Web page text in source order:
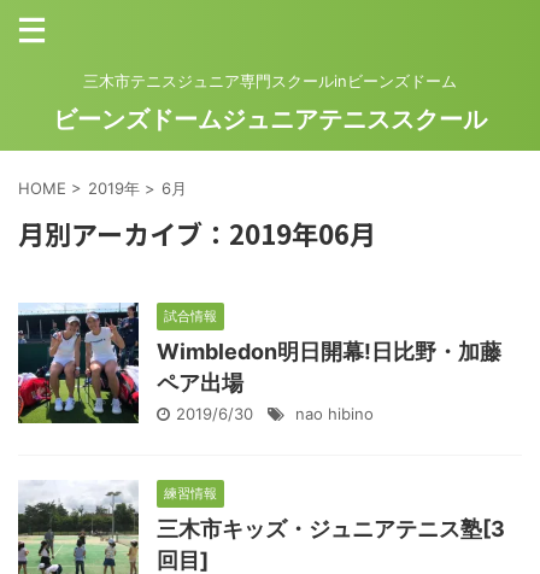
三木市テニスジュニア専門スクールinビーンズドーム
ビーンズドームジュニアテニススクール
HOME > 2019年 > 6月
月別アーカイブ：2019年06月
試合情報
Wimbledon明日開幕!日比野・加藤
ペア出場
2019/6/30 nao hibino
練習情報
三木市キッズ・ジュニアテニス塾[3
回目]